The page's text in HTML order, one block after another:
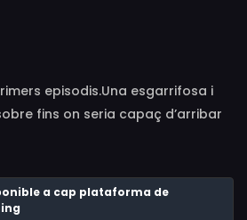
Meinrath
episodis.Una esgarrifosa i
fins on seria capaç d’arribar
en un càrrec de poder per a
protegir-se i mantenir els
públic. 'Unsilenced' és una sèrie
qual a les dones que eren prou
a cap plataforma de